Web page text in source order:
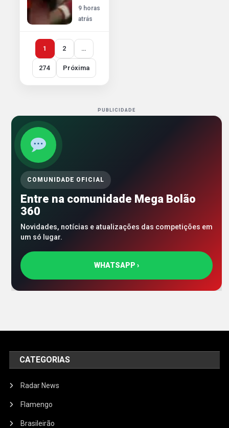
9 horas
atrás
1 2 …
274 Próxima
PUBLICIDADE
COMUNIDADE OFICIAL
Entre na comunidade Mega Bolão
360
Novidades, notícias e atualizações das competições em
um só lugar.
WHATSAPP ›
CATEGORIAS
Radar News
Flamengo
Brasileirão